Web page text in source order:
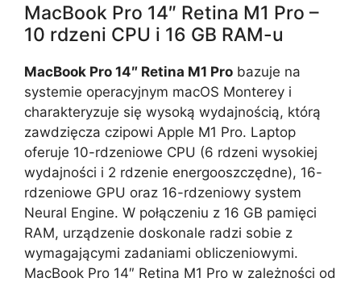
MacBook Pro 14″ Retina M1 Pro –
10 rdzeni CPU i 16 GB RAM-u
MacBook Pro 14″ Retina M1 Pro bazuje na
systemie operacyjnym macOS Monterey i
charakteryzuje się wysoką wydajnością, którą
zawdzięcza czipowi Apple M1 Pro. Laptop
oferuje 10-rdzeniowe CPU (6 rdzeni wysokiej
wydajności i 2 rdzenie energooszczędne), 16-
rdzeniowe GPU oraz 16-rdzeniowy system
Neural Engine. W połączeniu z 16 GB pamięci
RAM, urządzenie doskonale radzi sobie z
wymagającymi zadaniami obliczeniowymi.
MacBook Pro 14″ Retina M1 Pro w zależności od